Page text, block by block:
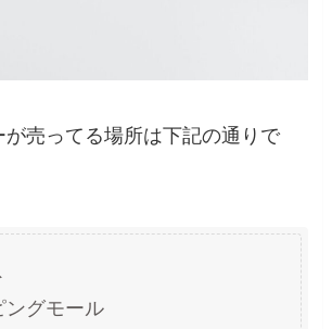
が売ってる場所は下記の通りで
ングモール